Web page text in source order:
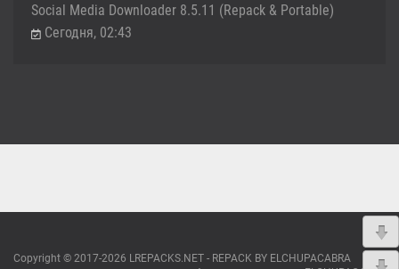
Social Media Downloader 8.5.11 (Repack & Portable)
Сегодня, 02:43
Copyright © 2017-2026 LREPACKS.NET - REPACK BY ELCHUPACABRA